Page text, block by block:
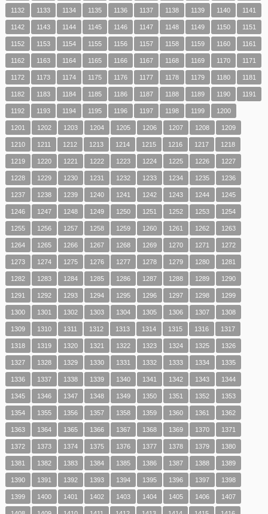
1132 1133 1134 1135 1136 1137 1138 1139 1140 1141
1142 1143 1144 1145 1146 1147 1148 1149 1150 1151
1152 1153 1154 1155 1156 1157 1158 1159 1160 1161
1162 1163 1164 1165 1166 1167 1168 1169 1170 1171
1172 1173 1174 1175 1176 1177 1178 1179 1180 1181
1182 1183 1184 1185 1186 1187 1188 1189 1190 1191
1192 1193 1194 1195 1196 1197 1198 1199 1200
1201 1202 1203 1204 1205 1206 1207 1208 1209
1210 1211 1212 1213 1214 1215 1216 1217 1218
1219 1220 1221 1222 1223 1224 1225 1226 1227
1228 1229 1230 1231 1232 1233 1234 1235 1236
1237 1238 1239 1240 1241 1242 1243 1244 1245
1246 1247 1248 1249 1250 1251 1252 1253 1254
1255 1256 1257 1258 1259 1260 1261 1262 1263
1264 1265 1266 1267 1268 1269 1270 1271 1272
1273 1274 1275 1276 1277 1278 1279 1280 1281
1282 1283 1284 1285 1286 1287 1288 1289 1290
1291 1292 1293 1294 1295 1296 1297 1298 1299
1300 1301 1302 1303 1304 1305 1306 1307 1308
1309 1310 1311 1312 1313 1314 1315 1316 1317
1318 1319 1320 1321 1322 1323 1324 1325 1326
1327 1328 1329 1330 1331 1332 1333 1334 1335
1336 1337 1338 1339 1340 1341 1342 1343 1344
1345 1346 1347 1348 1349 1350 1351 1352 1353
1354 1355 1356 1357 1358 1359 1360 1361 1362
1363 1364 1365 1366 1367 1368 1369 1370 1371
1372 1373 1374 1375 1376 1377 1378 1379 1380
1381 1382 1383 1384 1385 1386 1387 1388 1389
1390 1391 1392 1393 1394 1395 1396 1397 1398
1399 1400 1401 1402 1403 1404 1405 1406 1407